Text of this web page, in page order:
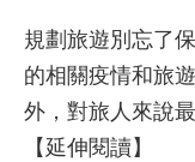
規劃旅遊別忘了
的相關疫情和旅
外，對旅人來說
【延伸閱讀】